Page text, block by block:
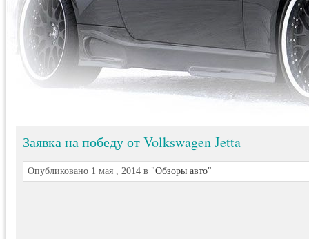
Заявка на победу от Volkswagen Jetta
Опубликовано 1 мая , 2014 в "Обзоры авто"